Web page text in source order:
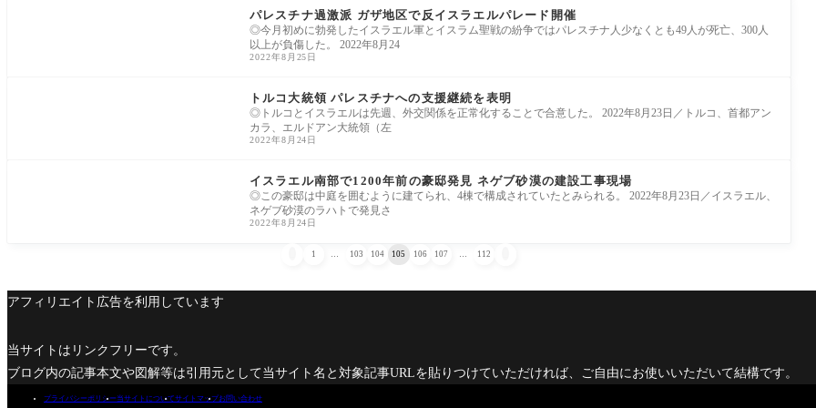
パレスチナ過激派 ガザ地区で反イスラエルパレード開催
◎今月初めに勃発したイスラエル軍とイスラム聖戦の紛争ではパレスチナ人少なくとも49人が死亡、300人
以上が負傷した。 2022年8月24
2022年8月25日
トルコ大統領 パレスチナへの支援継続を表明
◎トルコとイスラエルは先週、外交関係を正常化することで合意した。 2022年8月23日／トルコ、首都アン
カラ、エルドアン大統領（左
2022年8月24日
イスラエル南部で1200年前の豪邸発見 ネゲブ砂漠の建設工事現場
◎この豪邸は中庭を囲むように建てられ、4棟で構成されていたとみられる。 2022年8月23日／イスラエル、
ネゲブ砂漠のラハトで発見さ
2022年8月24日
1 103 104 105 106 107 112
アフィリエイト広告を利用しています
当サイトはリンクフリーです。
ブログ内の記事本文や図解等は引用元として当サイト名と対象記事URLを貼りつけていただければ、ご自由にお使いいただいて結構です。
プライバシーポリシー当サイトについてサイトマップお問い合わせ